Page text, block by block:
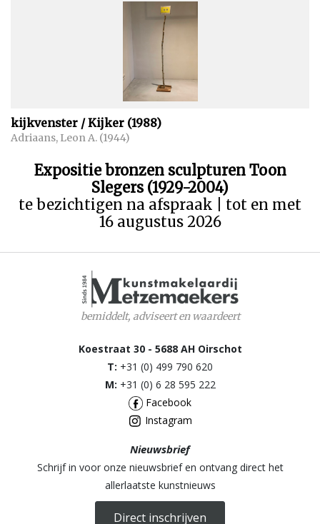
kijkvenster / Kijker (1988)
Adriaans, Leon A. (1944)
Expositie bronzen sculpturen Toon
Slegers (1929-2004)
te bezichtigen na afspraak | tot en met
16 augustus 2026
bemiddelt, adviseert en waardeert
Koestraat 30 - 5688 AH Oirschot
T: +31 (0) 499 790 620
M: +31 (0) 6 28 595 222
Facebook
Instagram
Nieuwsbrief
Schrijf in voor onze nieuwsbrief en ontvang direct het
allerlaatste kunstnieuws
Direct inschrijven